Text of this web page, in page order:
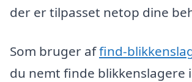
der er tilpasset netop dine
Som bruger affind-
du nemt finde blikkenslagere